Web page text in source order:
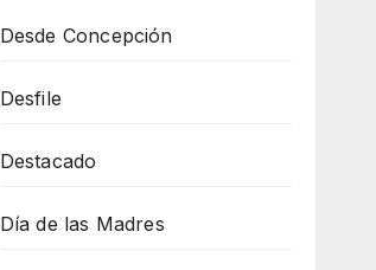
Desde Concepción
Desfile
Destacado
Día de las Madres